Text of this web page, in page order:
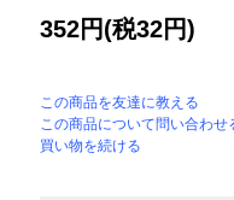
352円(税32円)
この商品を友達に教える
この商品について問い合わせ
買い物を続ける